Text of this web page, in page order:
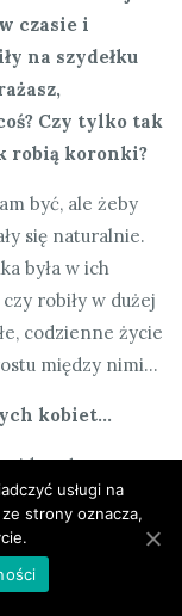
czasie i
na szydełku
Czy tylko tak
robią koronki?
być, ale żeby
się naturalnie.
była w ich
robiły w dużej
codzienne życie
między nimi…
kobiet…
czas, czy
też…
zachowywały,
to tam było?
usługi na
strony oznacza,